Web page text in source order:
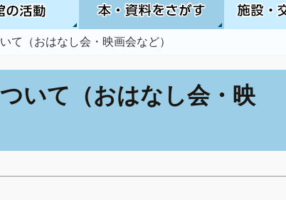
て（おはなし会・映画会など）
いて（おはなし会・映